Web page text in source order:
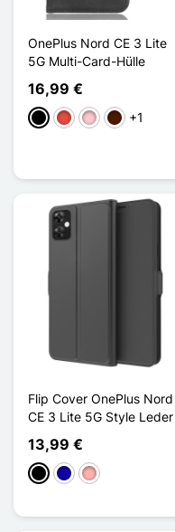
OnePlus Nord CE 3 Lite
5G Multi-Card-Hülle
16,99 €
Schwarz
Rot PinkDunkelbraun
+1
Flip Cover OnePlus Nord
CE 3 Lite 5G Style Leder
13,99 €
SchwarzDunkelblau
Roségold